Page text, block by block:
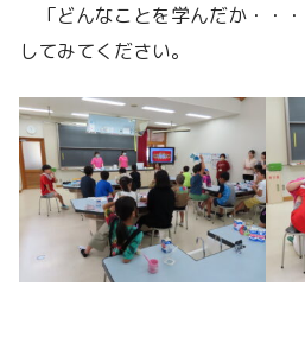
「どんなことを学んだか・・
してみてください。